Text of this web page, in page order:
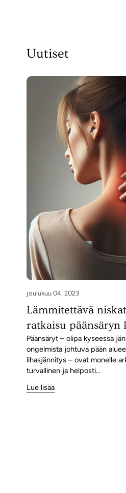
Uutiset
joulukuu 04, 2023
Lämmitettävä
ratkaisu päänsäryn
Päänsäryt – olipa kyseessä
ongelmista johtuva pään
lihasjännitys – ovat monelle
turvallinen ja helposti...
Lue lisää